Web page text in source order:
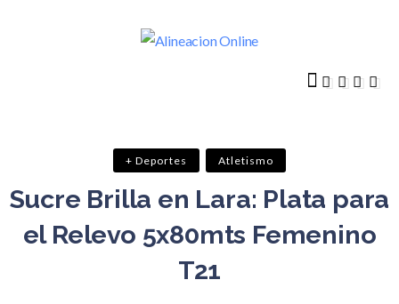
+ Deportes Atletismo
Sucre Brilla en Lara: Plata para
el Relevo 5x80mts Femenino
T21